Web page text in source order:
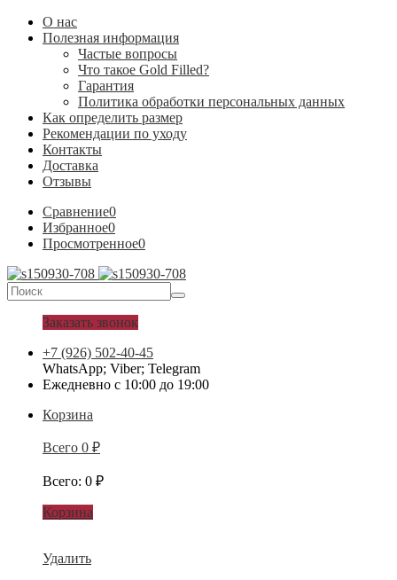
О нас
Полезная информация
Частые вопросы
Что такое Gold Filled?
Гарантия
Политика обработки персональных данных
Как определить размер
Рекомендации по уходу
Контакты
Доставка
Отзывы
Сравнение0
Избранное0
Просмотренное0
Заказать звонок
+7 (926) 502-40-45
WhatsApp; Viber; Telegram
Ежедневно с 10:00 до 19:00
Корзина
Всего 0 ₽
Всего: 0 ₽
Корзина
Удалить